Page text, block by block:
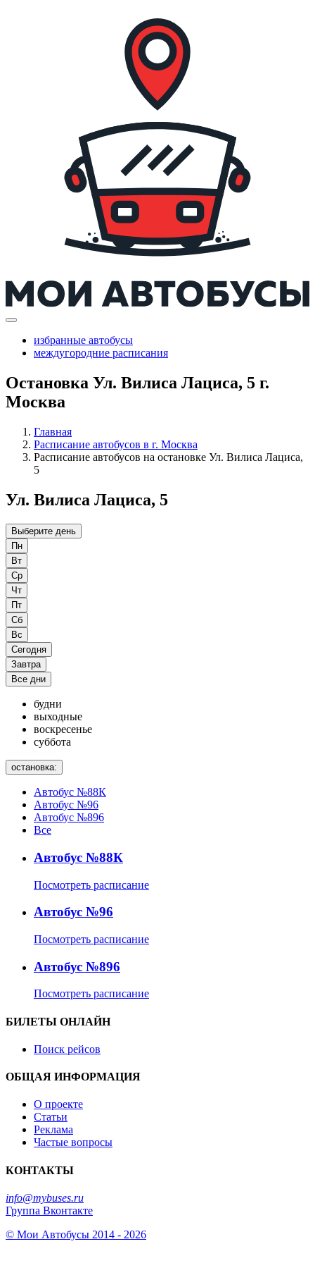
избранные автобусы
междугородние расписания
Остановка Ул. Вилиса Лациса, 5 г.
Москва
Главная
Расписание автобусов в г. Москва
Расписание автобусов на остановке Ул. Вилиса Лациса,
5
Ул. Вилиса Лациса, 5
Выберите день
Пн
Вт
Ср
Чт
Пт
Сб
Вс
Сегодня
Завтра
Все дни
будни
выходные
воскресенье
суббота
остановка:
Автобус №88К
Автобус №96
Автобус №896
Все
Автобус №88К
Посмотреть расписание
Автобус №96
Посмотреть расписание
Автобус №896
Посмотреть расписание
БИЛЕТЫ ОНЛАЙН
Поиск рейсов
ОБЩАЯ ИНФОРМАЦИЯ
О проекте
Статьи
Реклама
Частые вопросы
КОНТАКТЫ
info@mybuses.ru
Группа Вконтакте
© Мои Автобусы 2014 - 2026